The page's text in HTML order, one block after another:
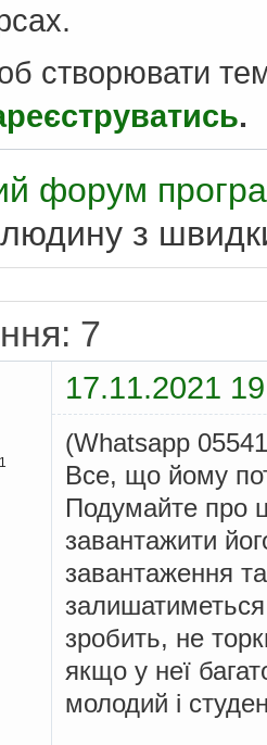
створювати
.
форум
з
7
17.11.2021
(Whatsapp
Все, що йому
Подумайте про
завантажити
завантаження
залишатиметься
зробить, не
якщо у неї
молодий і